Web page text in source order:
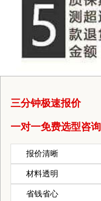
三分钟极速报价
一对一免费选型咨询
报价清晰
材料透明
省钱省心